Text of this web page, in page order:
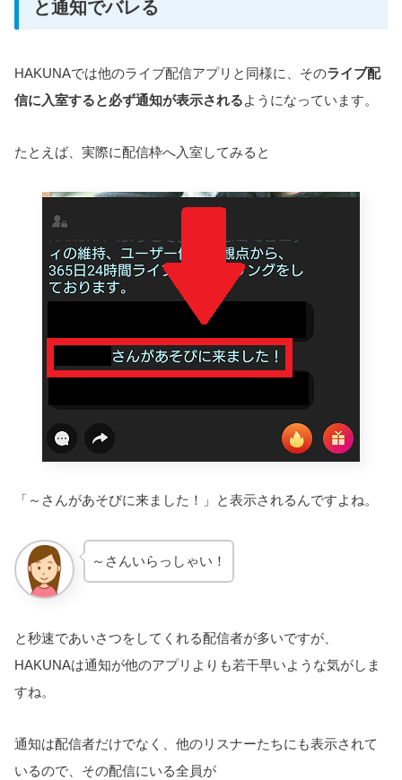
と通知でバレる
HAKUNAでは他のライブ配信アプリと同様に、そのライブ配
信に入室すると必ず通知が表示されるようになっています。
たとえば、実際に配信枠へ入室してみると
「～さんがあそびに来ました！」と表示されるんですよね。
～さんいらっしゃい！
と秒速であいさつをしてくれる配信者が多いですが、
HAKUNAは通知が他のアプリよりも若干早いような気がしま
すね。
通知は配信者だけでなく、他のリスナーたちにも表示されて
いるので、その配信にいる全員が